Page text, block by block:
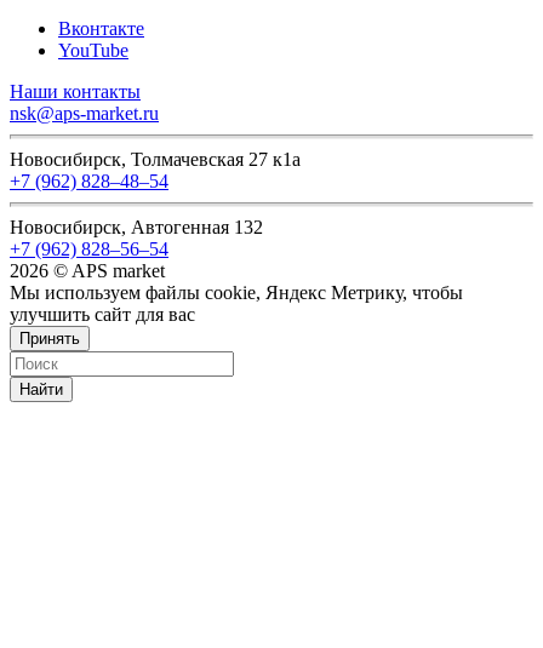
Вконтакте
YouTube
Наши контакты
nsk@aps-market.ru
Новосибирск, Толмачевская 27 к1а
+7 (962) 828‒48‒54
Новосибирск, Автогенная 132
+7 (962) 828‒56‒54
2026 © APS market
Мы используем файлы cookie, Яндекс Метрику, чтобы
улучшить сайт для вас
Принять
Найти